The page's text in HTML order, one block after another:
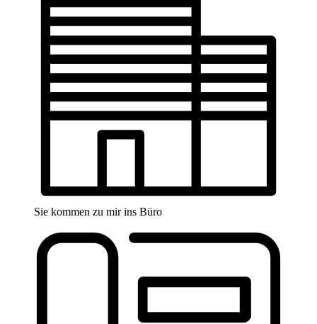
Sie kommen zu mir ins Büro